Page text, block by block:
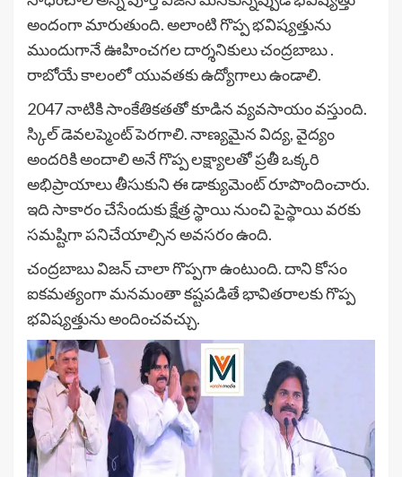
అందంగా మారుతుంది. అలాంటి గొప్ప భవిష్యత్తును
ముందుగానే ఊహించగల దార్శనికులు చంద్రబాబు .
రాబోయే కాలంలో యువతకు ఉద్యోగాలు ఉండాలి.
2047 నాటికి సాంకేతికతతో కూడిన వ్యవసాయం వస్తుంది.
స్కిల్ డెవలప్మెంట్ పెరగాలి. నాణ్యమైన విద్య, వైద్యం
అందరికి అందాలి అనే గొప్ప లక్ష్యాలతో ప్రతీ ఒక్కరి
అభిప్రాయాలు తీసుకుని ఈ డాక్యుమెంట్ రూపొందించారు.
ఇది సాకారం చేసేందుకు క్షేత్ర స్థాయి నుంచి పైస్థాయి వరకు
సమష్టిగా పనిచేయాల్సిన అవసరం ఉంది.
చంద్రబాబు విజన్ చాలా గొప్పగా ఉంటుంది. దాని కోసం
ఐకమత్యంగా మనమంతా కష్టపడితే భావితరాలకు గొప్ప
భవిష్యత్తును అందించవచ్చు.